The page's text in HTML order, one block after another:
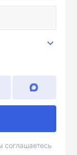
соглашаетесь